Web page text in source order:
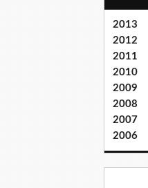
2013
2012
2011
2010
2009
2008
2007
2006